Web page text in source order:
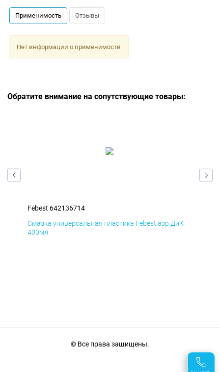
Применимость Отзывы
Нет информации о применимости
Обратите внимание на сопутствующие товары:
Febest 642136714
Смазка универсальная пластика Febest аэр ДиК
400мл
© Все права защищены.